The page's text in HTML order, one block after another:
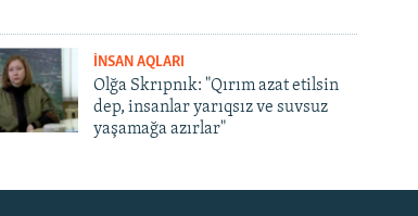
İNSAN AQLARI
Olğa Skrıpnık: "Qırım azat etilsin
dep, insanlar yarıqsız ve suvsuz
yaşamağa azırlar"